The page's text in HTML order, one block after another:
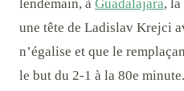
lendemain, à Guadalajara, la
une tête de Ladislav Krejci
n’égalise et que le
le but du 2-1 à la 80e